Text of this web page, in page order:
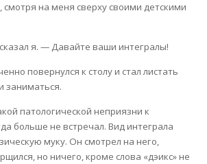
на меня сверху своими дет­скими
я. — Давайте ваши интегралы!
повернулся к столу и стал листать
заниматься.
патологической неприязни к
больше не встречал. Вид интеграла
муку. Он смотрел на него,
но ничего, кроме слова «дэикс» не